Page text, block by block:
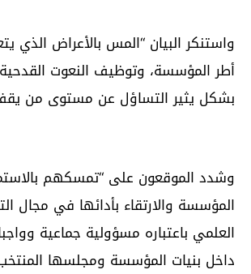
واستنكر البيان “المس بالأعراض الذي
أطر المؤسسة، وتوظيف النعوت
بشكل يثير التساؤل عن مستوى من
وشدد الموقعون على “تمسكهم
المؤسسة والارتقاء بأدائها في مجال
العلمي باعتباره مسؤولية جماعية
داخل بنيات المؤسسة ومجلسها المنتخب